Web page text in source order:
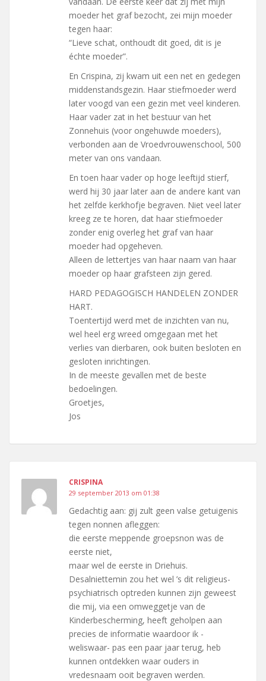
moeder het graf bezocht, zei mijn moeder
tegen haar:
“Lieve schat, onthoudt dit goed, dit is je
échte moeder”.
En Crispina, zij kwam uit een net en gedegen
middenstandsgezin. Haar stiefmoeder werd
later voogd van een gezin met veel kinderen.
Haar vader zat in het bestuur van het
Zonnehuis (voor ongehuwde moeders),
verbonden aan de Vroedvrouwenschool, 500
meter van ons vandaan.
En toen haar vader op hoge leeftijd stierf,
werd hij 30 jaar later aan de andere kant van
het zelfde kerkhofje begraven. Niet veel later
kreeg ze te horen, dat haar stiefmoeder
zonder enig overleg het graf van haar
moeder had opgeheven.
Alleen de lettertjes van haar naam van haar
moeder op haar grafsteen zijn gered.
HARD PEDAGOGISCH HANDELEN ZONDER
HART.
Toentertijd werd met de inzichten van nu,
wel heel erg wreed omgegaan met het
verlies van dierbaren, ook buiten besloten en
gesloten inrichtingen.
In de meeste gevallen met de beste
bedoelingen.
Groetjes,
Jos
CRISPINA
29 september 2013 om 01:38
Gedachtig aan: gij zult geen valse getuigenis
tegen nonnen afleggen:
die eerste meppende groepsnon was de
eerste niet,
maar wel de eerste in Driehuis.
Desalniettemin zou het wel ’s dit religieus-
psychiatrisch optreden kunnen zijn geweest
die mij, via een omweggetje van de
Kinderbescherming, heeft geholpen aan
precies de informatie waardoor ik -
weliswaar- pas een paar jaar terug, heb
kunnen ontdekken waar ouders in
vredesnaam ooit begraven werden.